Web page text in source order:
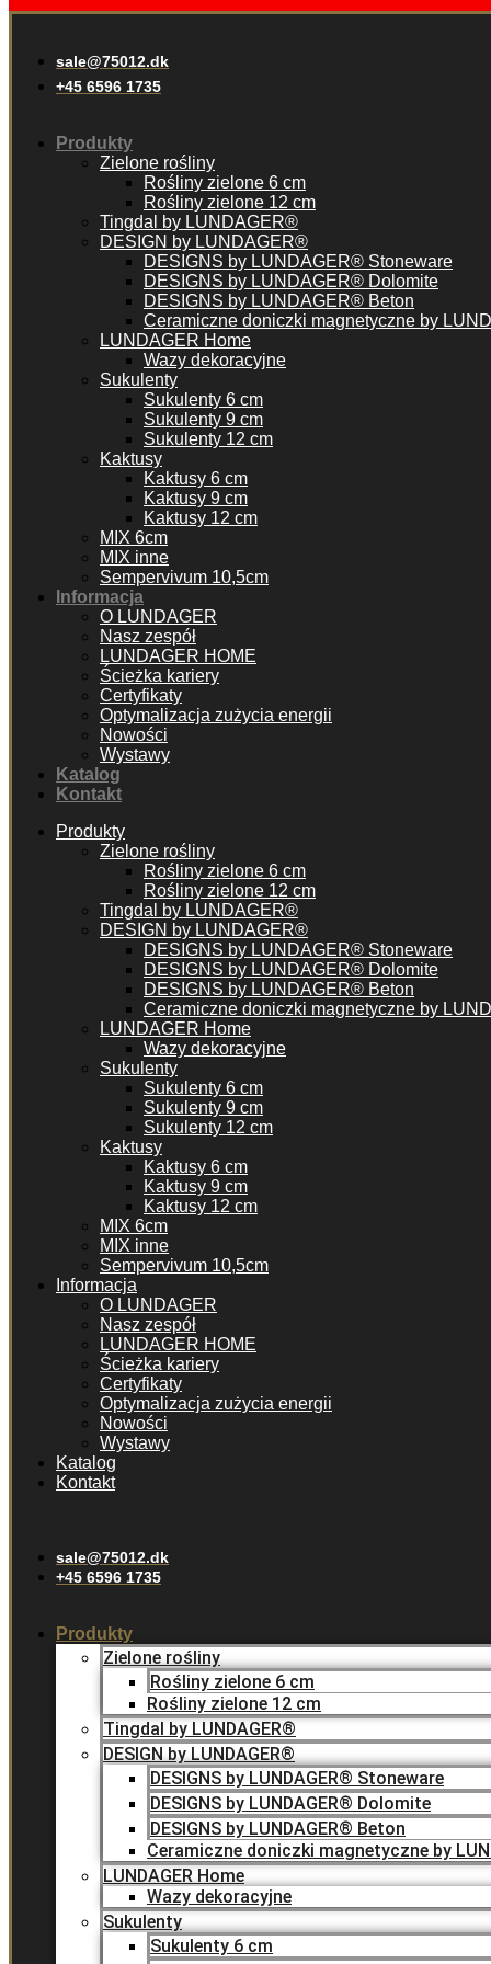
sale@75012.dk
+45 6596 1735
Produkty
Zielone rośliny
Rośliny zielone 6 cm
Rośliny zielone 12 cm
Tingdal by LUNDAGER®
DESIGN by LUNDAGER®
DESIGNS by LUNDAGER® Stoneware
DESIGNS by LUNDAGER® Dolomite
DESIGNS by LUNDAGER® Beton
Ceramiczne doniczki magnetyczne by
LUNDAGER Home
Wazy dekoracyjne
Sukulenty
Sukulenty 6 cm
Sukulenty 9 cm
Sukulenty 12 cm
Kaktusy
Kaktusy 6 cm
Kaktusy 9 cm
Kaktusy 12 cm
MIX 6cm
MIX inne
Sempervivum 10,5cm
Informacja
O LUNDAGER
Nasz zespół
LUNDAGER HOME
Ścieżka kariery
Certyfikaty
Optymalizacja zużycia energii
Nowości
Wystawy
Katalog
Kontakt
Produkty
Zielone rośliny
Rośliny zielone 6 cm
Rośliny zielone 12 cm
Tingdal by LUNDAGER®
DESIGN by LUNDAGER®
DESIGNS by LUNDAGER® Stoneware
DESIGNS by LUNDAGER® Dolomite
DESIGNS by LUNDAGER® Beton
Ceramiczne doniczki magnetyczne by
LUNDAGER Home
Wazy dekoracyjne
Sukulenty
Sukulenty 6 cm
Sukulenty 9 cm
Sukulenty 12 cm
Kaktusy
Kaktusy 6 cm
Kaktusy 9 cm
Kaktusy 12 cm
MIX 6cm
MIX inne
Sempervivum 10,5cm
Informacja
O LUNDAGER
Nasz zespół
LUNDAGER HOME
Ścieżka kariery
Certyfikaty
Optymalizacja zużycia energii
Nowości
Wystawy
Katalog
Kontakt
sale@75012.dk
+45 6596 1735
Produkty
Zielone rośliny
Rośliny zielone 6 cm
Rośliny zielone 12 cm
Tingdal by LUNDAGER®
DESIGN by LUNDAGER®
DESIGNS by LUNDAGER® Stoneware
DESIGNS by LUNDAGER® Dolomite
DESIGNS by LUNDAGER® Beton
Ceramiczne doniczki magnetyczne by
LUNDAGER Home
Wazy dekoracyjne
Sukulenty
Sukulenty 6 cm